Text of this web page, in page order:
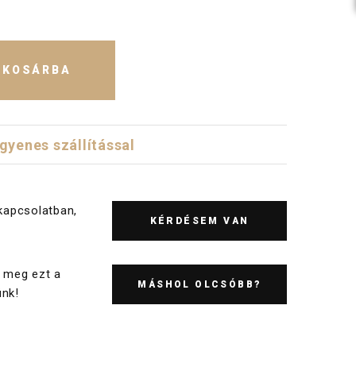
KOSÁRBA
szállítással
KÉRDÉSEM VAN
ezt a
MÁSHOL OLCSÓBB?